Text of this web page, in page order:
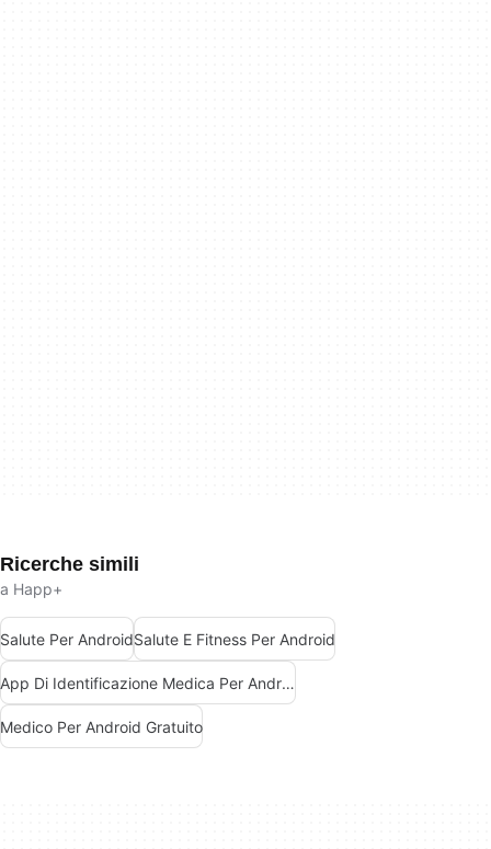
Ricerche simili
a Happ+
Salute Per AndroidSalute E Fitness Per Android
App Di Identificazione Medica Per Android
Medico Per Android Gratuito